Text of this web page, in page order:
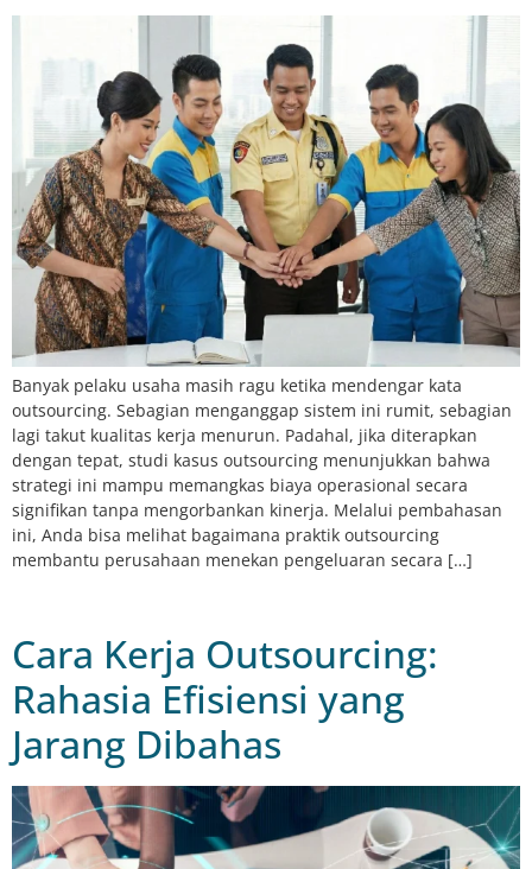
Banyak pelaku usaha masih ragu ketika mendengar kata
outsourcing. Sebagian menganggap sistem ini rumit, sebagian
lagi takut kualitas kerja menurun. Padahal, jika diterapkan
dengan tepat, studi kasus outsourcing menunjukkan bahwa
strategi ini mampu memangkas biaya operasional secara
signifikan tanpa mengorbankan kinerja. Melalui pembahasan
ini, Anda bisa melihat bagaimana praktik outsourcing
membantu perusahaan menekan pengeluaran secara […]
Cara Kerja Outsourcing:
Rahasia Efisiensi yang
Jarang Dibahas